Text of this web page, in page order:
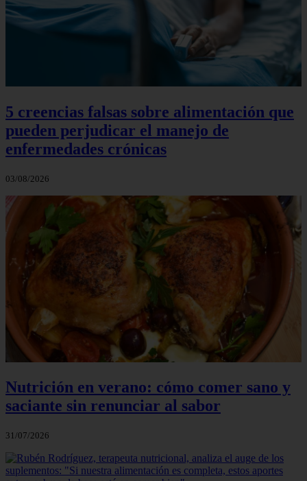
5 creencias falsas sobre alimentación que
pueden perjudicar el manejo de
enfermedades crónicas
03/08/2026
Nutrición en verano: cómo comer sano y
saciante sin renunciar al sabor
31/07/2026